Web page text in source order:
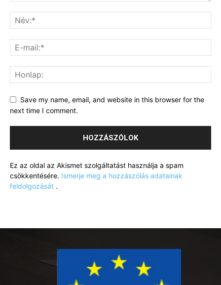
Save my name, email, and website in this browser for the
next time I comment.
Ez az oldal az Akismet szolgáltatást használja a spam
csökkentésére. Ismerje meg a hozzászólás adatainak
feldolgozását .